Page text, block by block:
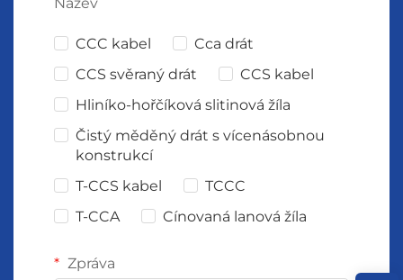
CCC kabel
Cca drát
CCS svěraný drát
CCS kabel
Hliníko-hořčíková slitinová žíla
Čistý měděný drát s vícenásobnou
konstrukcí
T-CCS kabel
TCCC
T-CCA
Cínovaná lanová žíla
Zpráva